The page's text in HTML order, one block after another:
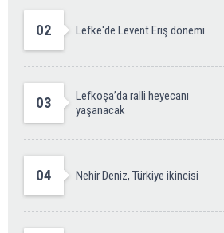
02 Lefke'de Levent Eriş dönemi
03
Lefkoşa’da ralli heyecanı
yaşanacak
04 Nehir Deniz, Türkiye ikincisi